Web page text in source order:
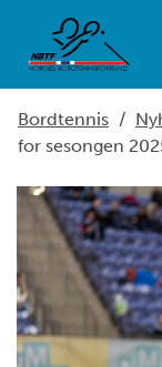
Bordtennis /
for sesongen